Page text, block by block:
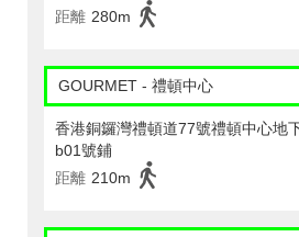
距離 280m
GOURMET - 禮頓中心
香港銅鑼灣禮頓道77號禮頓中心地
b01號鋪
距離 210m